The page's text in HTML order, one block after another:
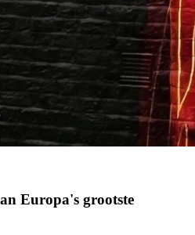
Europa's grootste